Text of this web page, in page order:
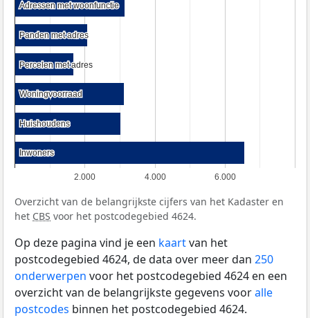
2.000 4.000 6.000
Adressen met woonfunctie
Adressen met woonfunctie
Panden met adres
Panden met adres
Percelen met adres
Percelen met adres
Woningvoorraad
Woningvoorraad
Huishoudens
Huishoudens
Inwoners
Inwoners
Overzicht van de belangrijkste cijfers van het Kadaster en
het CBS voor het postcodegebied 4624.
Op deze pagina vind je een kaartvan het
postcodegebied 4624, de data over meer dan 250
onderwerpen voor het postcodegebied 4624 en een
overzicht van de belangrijkste gegevens vooralle
postcodes binnen het postcodegebied 4624.